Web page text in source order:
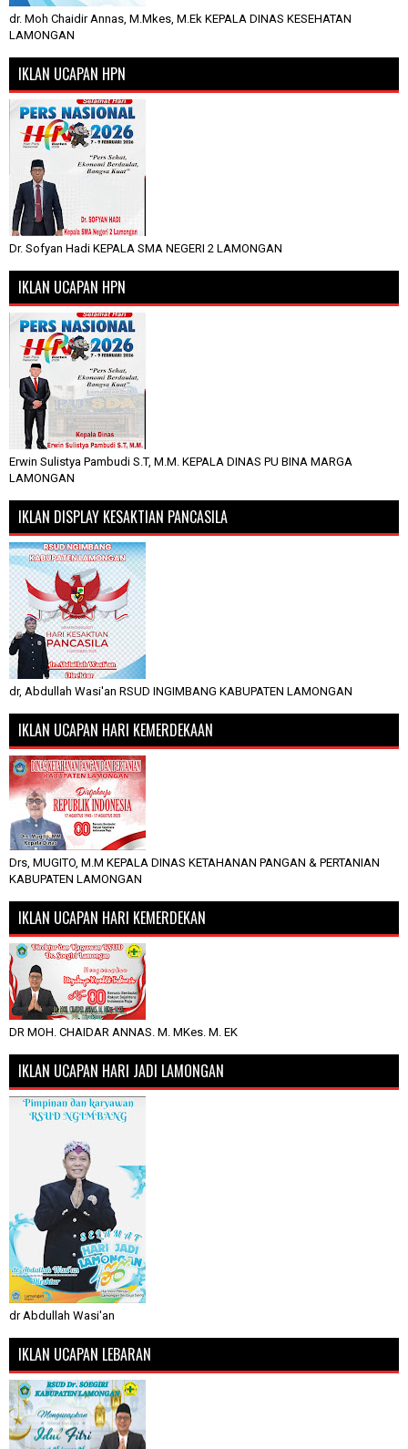
dr. Moh Chaidir Annas, M.Mkes, M.Ek KEPALA DINAS KESEHATAN
LAMONGAN
IKLAN UCAPAN HPN
Dr. Sofyan Hadi KEPALA SMA NEGERI 2 LAMONGAN
IKLAN UCAPAN HPN
Erwin Sulistya Pambudi S.T, M.M. KEPALA DINAS PU BINA MARGA
LAMONGAN
IKLAN DISPLAY KESAKTIAN PANCASILA
dr, Abdullah Wasi'an RSUD INGIMBANG KABUPATEN LAMONGAN
IKLAN UCAPAN HARI KEMERDEKAAN
Drs, MUGITO, M.M KEPALA DINAS KETAHANAN PANGAN & PERTANIAN
KABUPATEN LAMONGAN
IKLAN UCAPAN HARI KEMERDEKAN
DR MOH. CHAIDAR ANNAS. M. MKes. M. EK
IKLAN UCAPAN HARI JADI LAMONGAN
dr Abdullah Wasi'an
IKLAN UCAPAN LEBARAN